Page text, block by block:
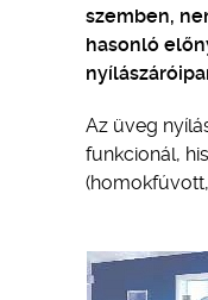
szemben,
hasonló
Az üveg
funkcionál,